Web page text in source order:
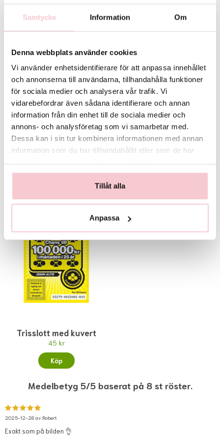
Samtycke Information Om
Denna webbplats använder cookies
Vi använder enhetsidentifierare för att anpassa innehållet
och annonserna till användarna, tillhandahålla funktioner
för sociala medier och analysera vår trafik. Vi
vidarebefordrar även sådana identifierare och annan
information från din enhet till de sociala medier och
annons- och analysföretag som vi samarbetar med.
Dessa kan i sin tur kombinera informationen med annan
information som du har tillhandahållit eller som de har
Tillåt alla
Anpassa
Glasvas
125 kr
Chokladstrut
99 kr
Trisslott med kuvert
45 kr
Köp
Medelbetyg 5/5 baserat på 8 st röster.
2025-12-28 av Robert
Exakt som på bilden 👌